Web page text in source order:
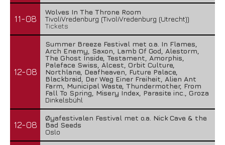
11-08
Wolves In The Throne Room
TivoliVredenburg (TivoliVredenburg (Utrecht))
Tickets
12-08
Summer Breeze Festival met o.a. In Flames,
Arch Enemy, Saxon, Lamb Of God, Alestorm,
The Ghost Inside, Testament, Amorphis,
Paleface Swiss, Alcest, Orbit Culture,
Northlane, Deafheaven, Future Palace,
Blackbraid, Der Weg Einer Freiheit, Alien Ant
Farm, Municipal Waste, Thundermother, From
Fall To Spring, Misery Index, Parasite inc., Groza
Dinkelsbühl
12-08
Øyafestivalen Festival met o.a. Nick Cave & the
Bad Seeds
Oslo